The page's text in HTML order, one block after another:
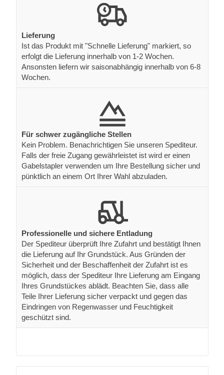
Lieferung
Ist das Produkt mit "Schnelle Lieferung" markiert, so
erfolgt die Lieferung innerhalb von 1-2 Wochen.
Ansonsten liefern wir saisonabhängig innerhalb von 6-8
Wochen.
Für schwer zugängliche Stellen
Kein Problem. Benachrichtigen Sie unseren Spediteur.
Falls der freie Zugang gewährleistet ist wird er einen
Gabelstapler verwenden um Ihre Bestellung sicher und
pünktlich an einem Ort Ihrer Wahl abzuladen.
Professionelle und sichere Entladung
Der Spediteur überprüft Ihre Zufahrt und bestätigt Ihnen
die Lieferung auf Ihr Grundstück. Aus Gründen der
Sicherheit und der Beschaffenheit der Zufahrt ist es
möglich, dass der Spediteur Ihre Lieferung am Eingang
Ihres Grundstückes ablädt. Beachten Sie, dass alle
Teile Ihrer Lieferung sicher verpackt und gegen das
Eindringen von Regenwasser und Feuchtigkeit
geschützt sind.